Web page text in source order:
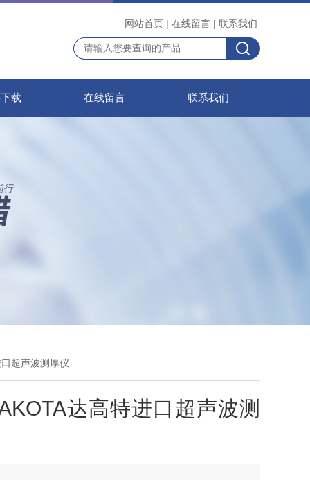
网站首页 | 在线留言 | 联系我们
载 在线留言 联系我们
超声波测厚仪
达高特进口超声波测